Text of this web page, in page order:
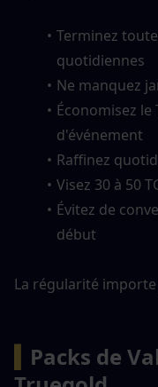
Terminez
quotidiennes
Ne manquez
Économisez
d'événement
Raffinez
Visez 30 à 50
Évitez de
début
La régularité
Packs de